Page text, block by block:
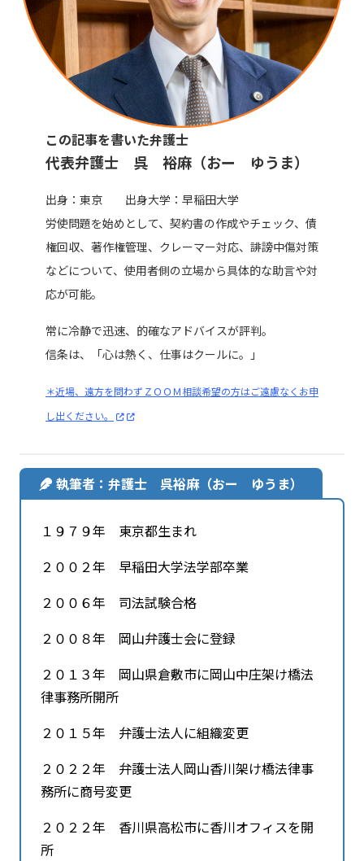
この記事を書いた弁護士
代表弁護士 呉 裕麻（おー ゆうま）
出身：東京 出身大学：早稲田大学
労使問題を始めとして、契約書の作成やチェック、債
権回収、著作権管理、クレーマー対応、誹謗中傷対策
などについて、使用者側の立場から具体的な助言や対
応が可能。
常に冷静で迅速、的確なアドバイスが評判。
信条は、「心は熱く、仕事はクールに。」
＊近場、遠方を問わずＺＯＯＭ相談希望の方はご遠慮なくお申
し出ください。
執筆者：弁護士 呉裕麻（おー ゆうま）
１９７９年 東京都生まれ
２００２年 早稲田大学法学部卒業
２００６年 司法試験合格
２００８年 岡山弁護士会に登録
２０１３年 岡山県倉敷市に岡山中庄架け橋法
律事務所開所
２０１５年 弁護士法人に組織変更
２０２２年 弁護士法人岡山香川架け橋法律事
務所に商号変更
２０２２年 香川県高松市に香川オフィスを開
所